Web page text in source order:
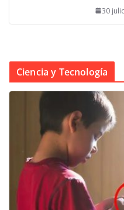
30
Ciencia y Tecnología